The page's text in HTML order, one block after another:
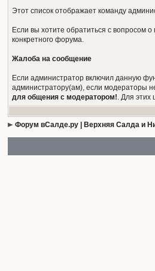
Этот список отображает команду
Если вы хотите обратиться с вопросом
конкретного форума.
Жалоба на сообщение
Если администратор включил данную
администратору(ам), если модераторы
для общения с модератором!. Для этих
Форум вСалде.ру | Верхняя Салда и